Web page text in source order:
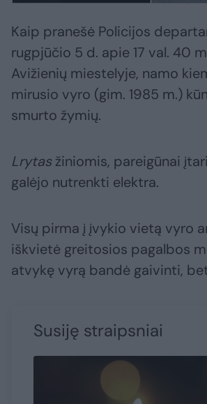
Kaip pranešė Policijos
rugpjūčio 5 d. apie 17 val. 40
Avižienių miestelyje, namo
mirusio vyro (gim. 1985 m.)
smurto žymių.
Lrytasžiniomis, pareigūnai
galėjo nutrenkti elektra.
Visų pirma į įvykio vietą vyro
iškvietė greitosios pagalbos
atvykę vyrą bandė gaivinti,
Susiję straipsniai